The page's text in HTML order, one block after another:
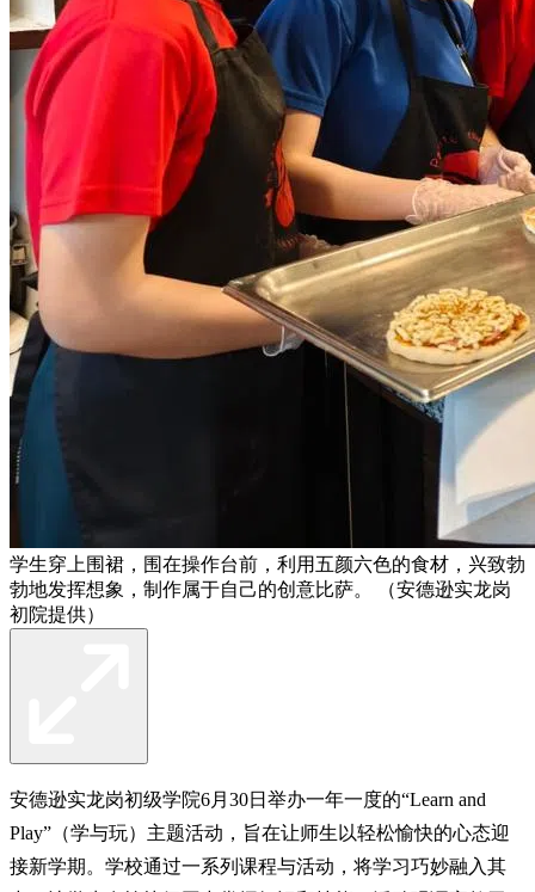
学生穿上围裙，围在操作台前，利用五颜六色的食材，兴致勃
勃地发挥想象，制作属于自己的创意比萨。 （安德逊实龙岗
初院提供）
安德逊实龙岗初级学院6月30日举办一年一度的“Learn and
Play”（学与玩）主题活动，旨在让师生以轻松愉快的心态迎
接新学期。学校通过一系列课程与活动，将学习巧妙融入其